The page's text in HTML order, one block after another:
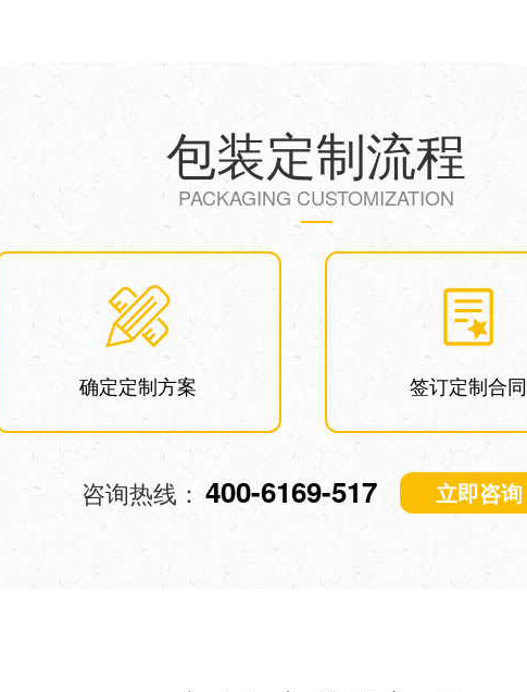
包装定制流程
PACKAGING CUSTOMIZATION
确定定制方案 签订定制合同
咨询热线： 400-6169-517 立即咨询